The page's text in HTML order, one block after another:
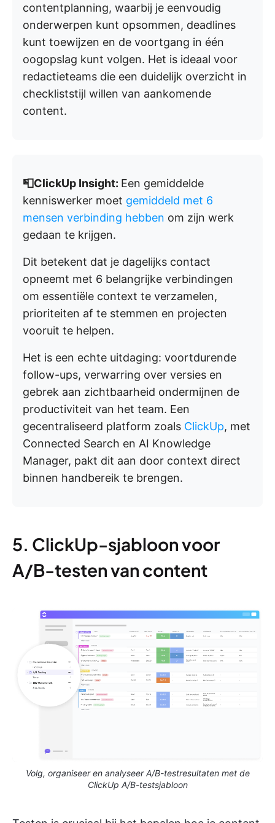
contentplanning, waarbij je eenvoudig
onderwerpen kunt opsommen, deadlines
kunt toewijzen en de voortgang in één
oogopslag kunt volgen. Het is ideaal voor
redactieteams die een duidelijk overzicht in
checkliststijl willen van aankomende
content.
📮ClickUp Insight: Een gemiddelde
kenniswerker moet gemiddeld met 6
mensen verbinding hebben om zijn werk
gedaan te krijgen.
Dit betekent dat je dagelijks contact
opneemt met 6 belangrijke verbindingen
om essentiële context te verzamelen,
prioriteiten af te stemmen en projecten
vooruit te helpen.
Het is een echte uitdaging: voortdurende
follow-ups, verwarring over versies en
gebrek aan zichtbaarheid ondermijnen de
productiviteit van het team. Een
gecentraliseerd platform zoals ClickUp, met
Connected Search en AI Knowledge
Manager, pakt dit aan door context direct
binnen handbereik te brengen.
5. ClickUp-sjabloon voor
A/B-testen van content
Volg, organiseer en analyseer A/B-testresultaten met de
ClickUp A/B-testsjabloon